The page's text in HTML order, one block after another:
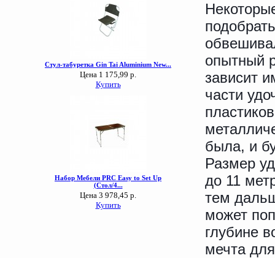
опытный
зависит
части
была, и
Размер
до 11
тем
может
глубине
мечта